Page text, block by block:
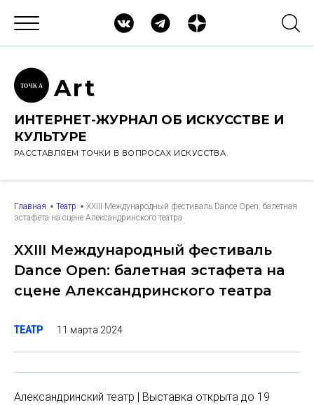
ТОЧК А Art
ИНТЕРНЕТ-ЖУРНАЛ ОБ ИСКУССТВЕ И
КУЛЬТУРЕ
РАССТАВЛЯЕМ ТОЧКИ В ВОПРОСАХ ИСКУССТВА
Главная Театр
XXIII Международный фестиваль Dance Open: балетная
эстафета на сцене Александринского театра
XXIII Международный фестиваль
Dance Open: балетная эстафета на
сцене Александринского театра
ТЕАТР 11 марта 2024
Александринский театр | Выставка открыта до 19